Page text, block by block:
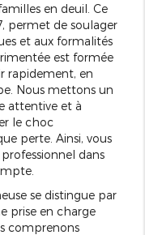
en deuil. Ce
permet de soulager
et aux formalités
est formée
rapidement, en
Nous mettons un
attentive et à
le choc
perte. Ainsi, vous
dans
se distingue par
prise en charge
comprenons